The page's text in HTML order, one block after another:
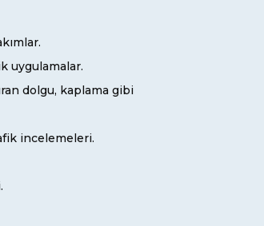
uygulamalar.
dolgu, kaplama gibi
incelemeleri.